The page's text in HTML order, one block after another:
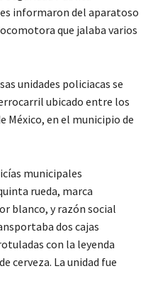
informaron del aparatoso
que jalaba varios
unidades policiacas se
ubicado entre los
México, en el municipio de
municipales
rueda, marca
blanco, y razón social
dos cajas
con la leyenda
cerveza. La unidad fue